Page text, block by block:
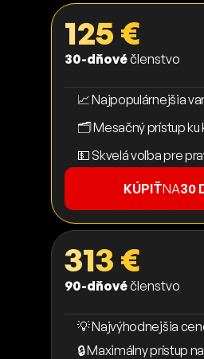
125 €
30-dňovéčlenstvo
📈 Najpopulárnejšia
🗂️ Mesačný prístup
💵 Skvelá voľba pre
KÚPIŤNA30
313 €
90-dňovéčlenstvo
💡 Najvýhodnejšia
🔒 Maximálny prístup